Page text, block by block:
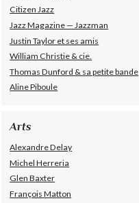
Citizen Jazz
Jazz Magazine — Jazzman
Justin Taylor et ses amis
William Christie & cie.
Thomas Dunford & sa petite bande
Aline Piboule
Arts
Alexandre Delay
Michel Herreria
Glen Baxter
François Matton